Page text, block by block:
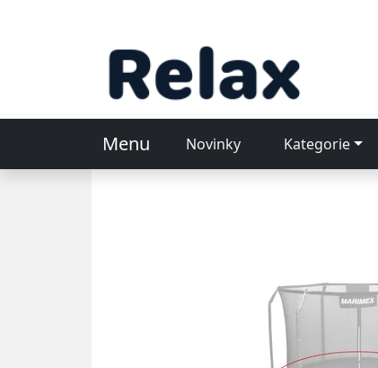
Menu Novinky Kategorie